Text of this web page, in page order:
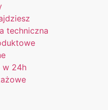
techniczna
w 24h